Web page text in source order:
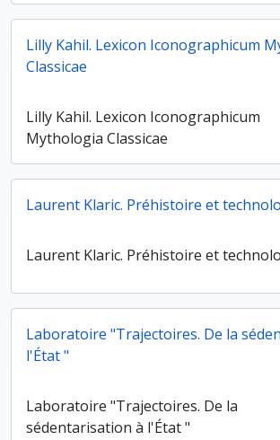
Lilly Kahil. Lexicon Iconographicum
Classicae
Lilly Kahil. Lexicon Iconographicum
Mythologia Classicae
Laurent Klaric. Préhistoire et
Laurent Klaric. Préhistoire et
Laboratoire "Trajectoires. De la
l'État "
Laboratoire "Trajectoires. De la
sédentarisation à l'État "